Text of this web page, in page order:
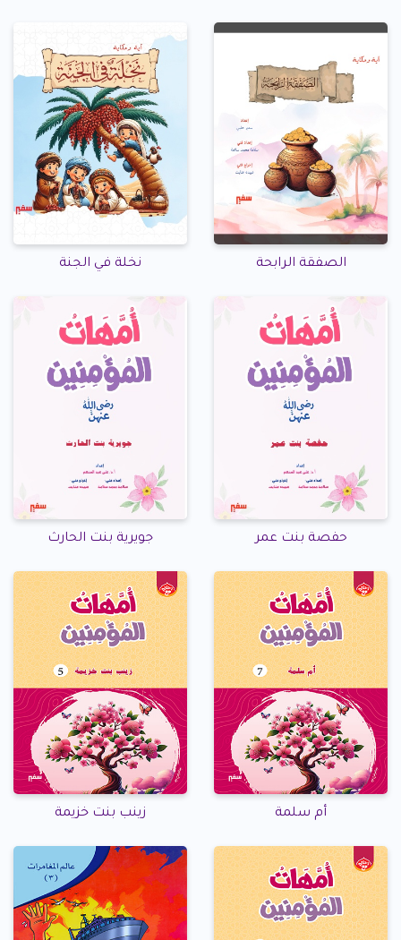
الصفقة الرابحة نخلة في الجنة
حفصة بنت عمر جويرية بنت الحارث
أم سلمة زينب بنت خزيمة